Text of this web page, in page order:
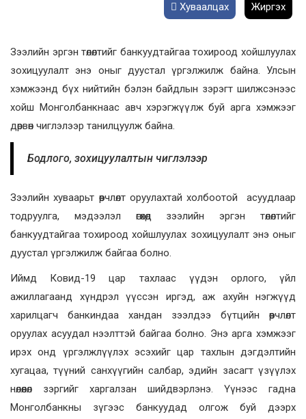
Хуваалцах Жиргэх
Зээлийн эргэн төлөлтийг банкуудтайгаа тохироод хойшлуулах
зохицуулалт энэ оныг дуустал үргэлжилж байна. Улсын
хэмжээнд бүх нийтийн бэлэн байдлын зэрэгт шилжсэнээс
хойш Монголбанкнаас авч хэрэгжүүлж буй арга хэмжээг
дөрвөн чиглэлээр танилцуулж байна.
Бодлого, зохицуулалтын чиглэлээр
Зээлийн хуваарьт өөрчлөлт оруулахтай холбоотой асуудлаар
тодруулга, мэдээлэл өгөхөд зээлийн эргэн төлөлтийг
банкуудтайгаа тохироод хойшлуулах зохицуулалт энэ оныг
дуустал үргэлжилж байгаа болно.
Иймд Ковид-19 цар тахлаас үүдэн орлого, үйл
ажиллагаанд хүндрэл үүссэн иргэд, аж ахуйн нэгжүүд
харилцагч банкиндаа хандан зээлдээ бүтцийн өөрчлөлт
оруулах асуудал нээлттэй байгаа болно. Энэ арга хэмжээг
ирэх онд үргэлжлүүлэх эсэхийг цар тахлын дэгдэлтийн
хугацаа, түүний санхүүгийн салбар, эдийн засагт үзүүлэх
нөлөөлөл зэргийг харгалзан шийдвэрлэнэ. Үүнээс гадна
Монголбанкны зүгээс банкуудад олгож буй дээрх